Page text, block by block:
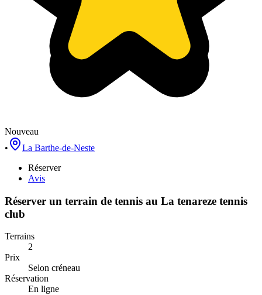
Nouveau
•
La Barthe-de-Neste
Réserver
Avis
Réserver un terrain de tennis au La tenareze tennis
club
Terrains
2
Prix
Selon créneau
Réservation
En ligne